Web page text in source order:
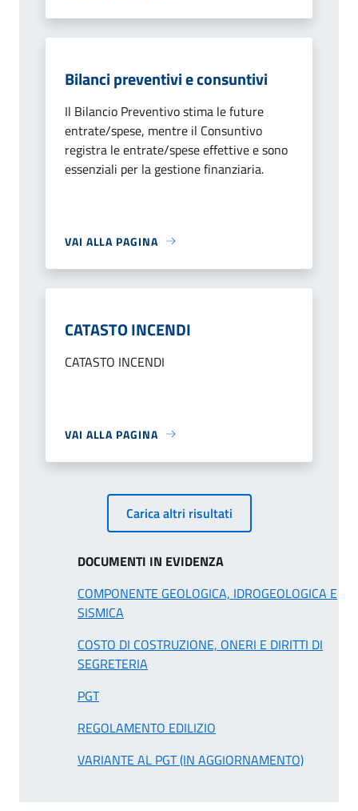
Bilanci preventivi e consuntivi
Il Bilancio Preventivo stima le future
entrate/spese, mentre il Consuntivo
registra le entrate/spese effettive e sono
essenziali per la gestione finanziaria.
VAI ALLA PAGINA
CATASTO INCENDI
CATASTO INCENDI
VAI ALLA PAGINA
Carica altri risultati
DOCUMENTI IN EVIDENZA
COMPONENTE GEOLOGICA, IDROGEOLOGICA E
SISMICA
COSTO DI COSTRUZIONE, ONERI E DIRITTI DI
SEGRETERIA
PGT
REGOLAMENTO EDILIZIO
VARIANTE AL PGT (IN AGGIORNAMENTO)